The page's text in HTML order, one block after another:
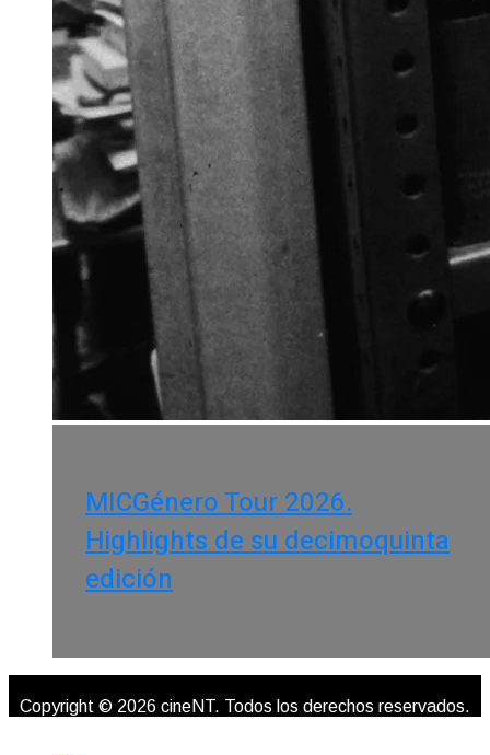
MICGénero Tour 2026.
Highlights de su decimoquinta
edición
Copyright © 2026 cineNT. Todos los derechos reservados.